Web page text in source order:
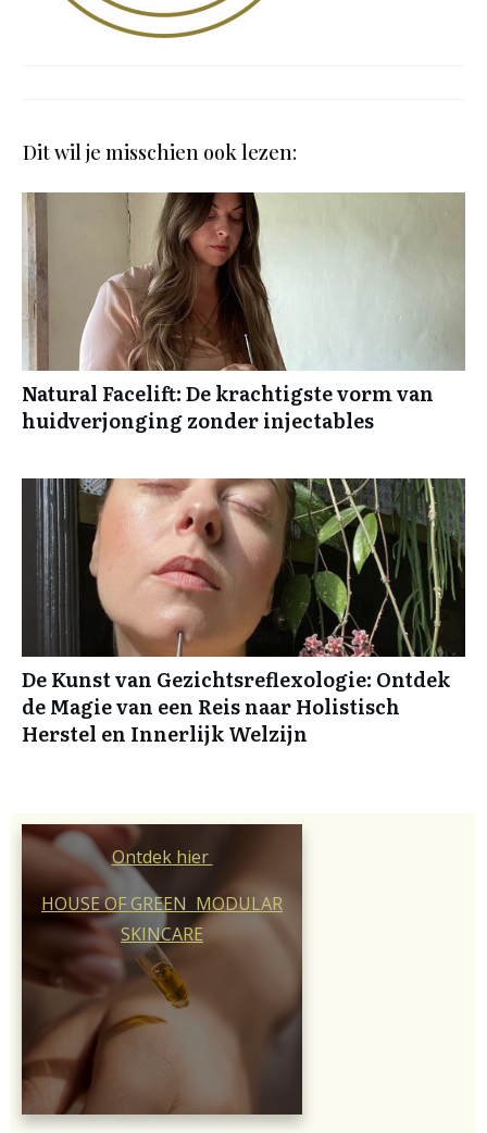
Dit wil je misschien ook lezen:
Natural Facelift: De krachtigste vorm van
huidverjonging zonder injectables
De Kunst van Gezichtsreflexologie: Ontdek
de Magie van een Reis naar Holistisch
Herstel en Innerlijk Welzijn
Ontdek hier
HOUSE OF GREEN MODULAR
SKINCARE